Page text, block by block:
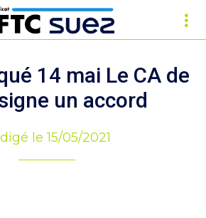
14 mai Le CA de
un accord
le 15/05/2021